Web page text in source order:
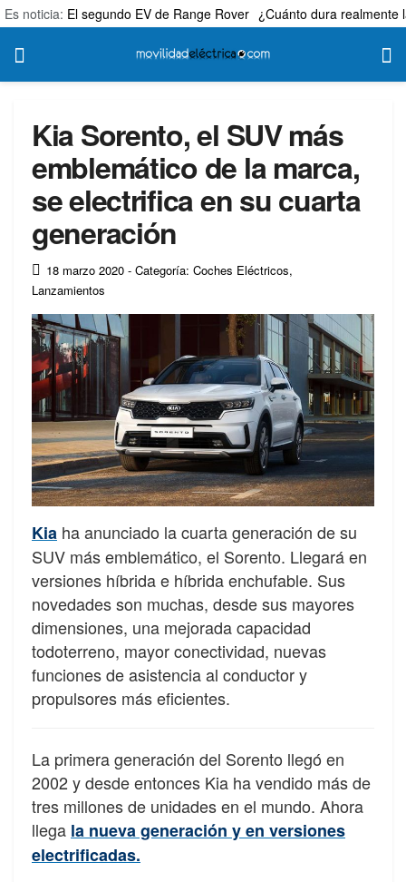
Es noticia: El segundo EV de Range Rover ¿Cuánto dura realmente
Kia Sorento, el SUV más
emblemático de la marca,
se electrifica en su cuarta
generación
18 marzo 2020 - Categoría: Coches Eléctricos,
Lanzamientos
Kia ha anunciado la cuarta generación de su
SUV más emblemático, el Sorento. Llegará en
versiones híbrida e híbrida enchufable. Sus
novedades son muchas, desde sus mayores
dimensiones, una mejorada capacidad
todoterreno, mayor conectividad, nuevas
funciones de asistencia al conductor y
propulsores más eficientes.
La primera generación del Sorento llegó en
2002 y desde entonces Kia ha vendido más de
tres millones de unidades en el mundo. Ahora
llega la nueva generación y en versiones
electrificadas.